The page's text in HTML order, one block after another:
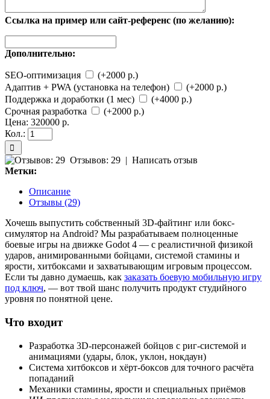
Ссылка на пример или сайт-референс (по желанию):
Дополнительно:
SEO-оптимизация
(+2000 р.)
Адаптив + PWA (установка на телефон)
(+2000 р.)
Поддержка и доработки (1 мес)
(+4000 р.)
Срочная разработка
(+2000 р.)
Цена: 320000 р.
Кол.:
Отзывов: 29 | Написать отзыв
Метки:
Описание
Отзывы (29)
Хочешь выпустить собственный 3D-файтинг или бокс-
симулятор на Android? Мы разрабатываем полноценные
боевые игры на движке Godot 4 — с реалистичной физикой
ударов, анимированными бойцами, системой стамины и
ярости, хитбоксами и захватывающим игровым процессом.
Если ты давно думаешь, как заказать боевую мобильную игру
под ключ, — вот твой шанс получить продукт студийного
уровня по понятной цене.
Что входит
Разработка 3D-персонажей бойцов с риг-системой и
анимациями (удары, блок, уклон, нокдаун)
Система хитбоксов и хёрт-боксов для точного расчёта
попаданий
Механики стамины, ярости и специальных приёмов